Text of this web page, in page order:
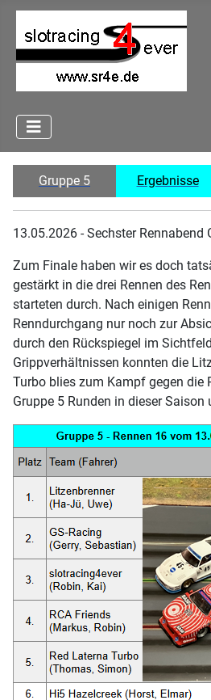
Gruppe 5 Ergebnisse
13.05.2026 - Sechster Rennabend
Zum Finale haben wir es doch
gestärkt in die drei Rennen des
starteten durch. Nach einigen
Renndurchgang nur noch zur
durch den Rückspiegel im
Grippverhältnissen konnten die
Turbo blies zum Kampf gegen die
Gruppe 5 Runden in dieser